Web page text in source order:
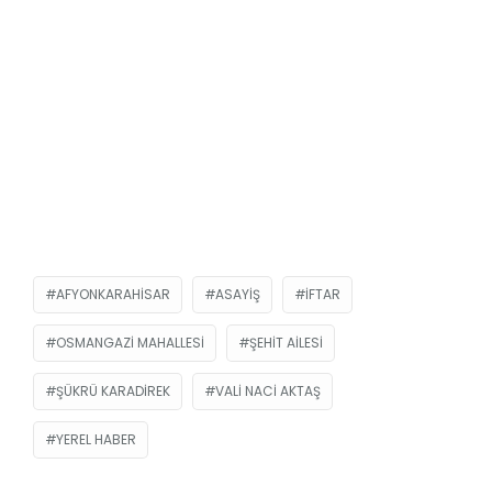
AFYONKARAHISAR ASAYIŞ IFTAR
OSMANGAZI MAHALLESI ŞEHIT AILESI
ŞÜKRÜ KARADIREK VALI NACI AKTAŞ
YEREL HABER